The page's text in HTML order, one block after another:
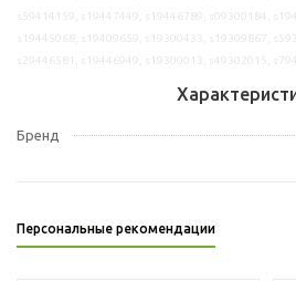
Бренд
Персональные рекомендации